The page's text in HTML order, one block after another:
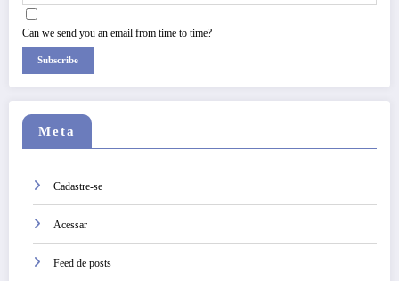
Can we send you an email from time to time?
Subscribe
Meta
Cadastre-se
Acessar
Feed de posts